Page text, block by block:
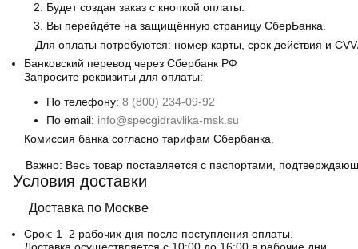
Будет создан заказ с кнопкой оплаты.
Вы перейдёте на защищённую страницу СберБанка.
Для оплаты потребуются: номер карты, срок действия и
Банковский перевод через Сбербанк РФ
Запросите реквизиты для оплаты:
По телефону: 8 (800) 234-09-92
По email: info@specgidravlika-msk.su
Комиссия банка согласно тарифам Сбербанка.
Важно: Весь товар поставляется с паспортами,
Условия доставки
Доставка по Москве
Срок: 1–2 рабочих дня после поступления оплаты.